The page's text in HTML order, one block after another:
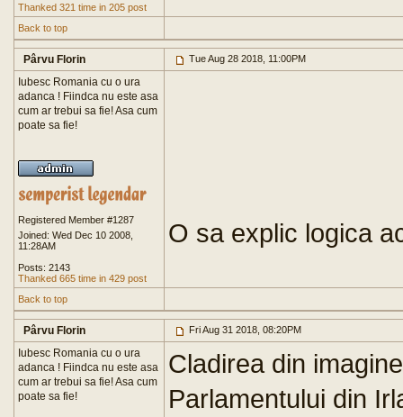
Thanked 321 time in 205 post
Back to top
Pârvu Florin Tue Aug 28 2018, 11:00PM
Iubesc Romania cu o ura
adanca ! Fiindca nu este asa
cum ar trebui sa fie! Asa cum
poate sa fie!
Registered Member #1287
Joined: Wed Dec 10 2008,
11:28AM
Posts: 2143
Thanked 665 time in 429 post
O sa explic logica
Back to top
Pârvu Florin Fri Aug 31 2018, 08:20PM
Iubesc Romania cu o ura
adanca ! Fiindca nu este asa
cum ar trebui sa fie! Asa cum
poate sa fie!
Cladirea din
Parlamentului din